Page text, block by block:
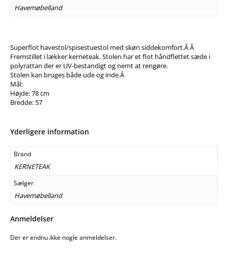
Havemøbelland
Superflot havestol/spisestuestol med skøn siddekomfort.Â Â
Fremstillet i lækker kerneteak. Stolen har et flot håndflettet sæde i
polyrattan der er UV-bestandigt og nemt at rengøre.
Stolen kan bruges både ude og inde.Â
Mål:
Højde: 78 cm
Bredde: 57
Yderligere information
Brand
KERNETEAK
Sælger
Havemøbelland
Anmeldelser
Der er endnu ikke nogle anmeldelser.